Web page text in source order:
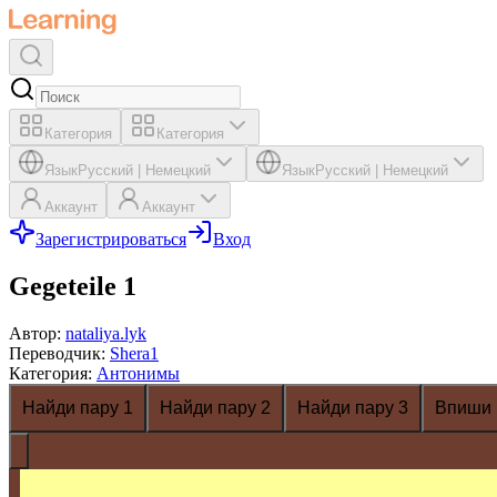
Категория Категория
ЯзыкРусский Немецкий ЯзыкРусский Немецкий
Аккаунт Аккаунт
Зарегистрироваться Вход
Gegeteile 1
Автор: nataliya.lyk
Переводчик: Shera1
Категория: Антонимы
Найди пару 1
Найди пару 2 Найди пару 3 Впиши